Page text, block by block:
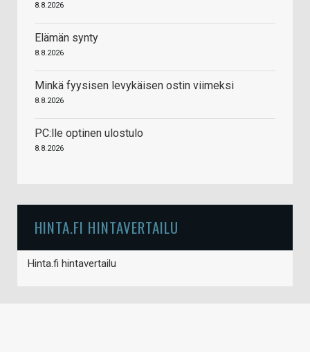
8.8.2026
Elämän synty
8.8.2026
Minkä fyysisen levykäisen ostin viimeksi
8.8.2026
PC:lle optinen ulostulo
8.8.2026
HINTA.FI HINTAVERTAILU
Hinta.fi hintavertailu